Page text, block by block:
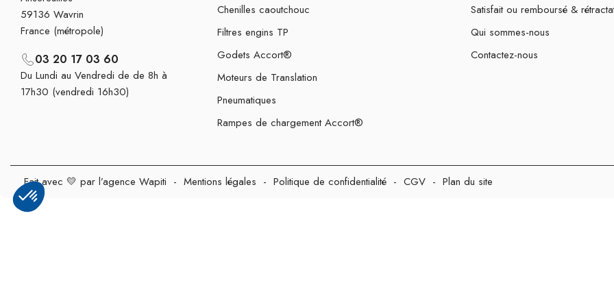
59136 Wavrin
France (métropole)
03 20 17 03 60
Du Lundi au Vendredi de de 8h à
17h30 (vendredi 16h30)
Chenilles caoutchouc
Filtres engins TP
Godets Accort®
Moteurs de Translation
Pneumatiques
Rampes de chargement Accort®
Satisfait ou remboursé &
Qui sommes-nous
Contactez-nous
Fait avec 💛 par l’agence Wapiti - Mentions légales - Politique de confidentialité - CGV - Plan du site